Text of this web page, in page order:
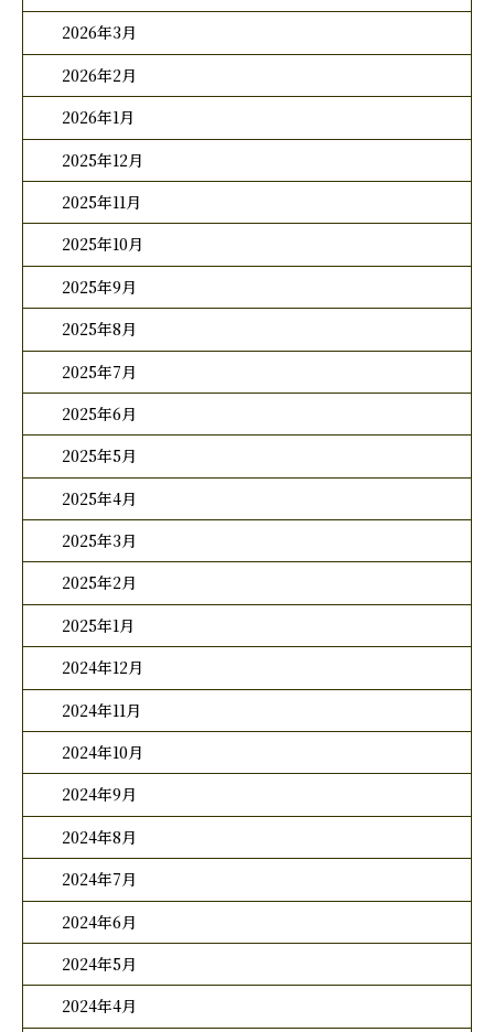
2026年3月
2026年2月
2026年1月
2025年12月
2025年11月
2025年10月
2025年9月
2025年8月
2025年7月
2025年6月
2025年5月
2025年4月
2025年3月
2025年2月
2025年1月
2024年12月
2024年11月
2024年10月
2024年9月
2024年8月
2024年7月
2024年6月
2024年5月
2024年4月